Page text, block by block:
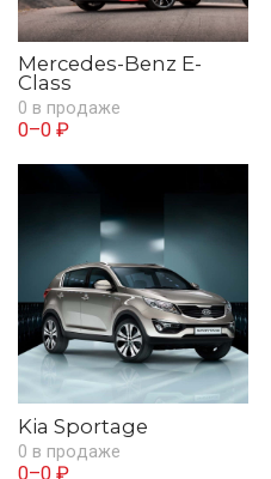
Mercedes-Benz E-
Class
0 в продаже
0–0 ₽
Kia Sportage
0 в продаже
0–0 ₽